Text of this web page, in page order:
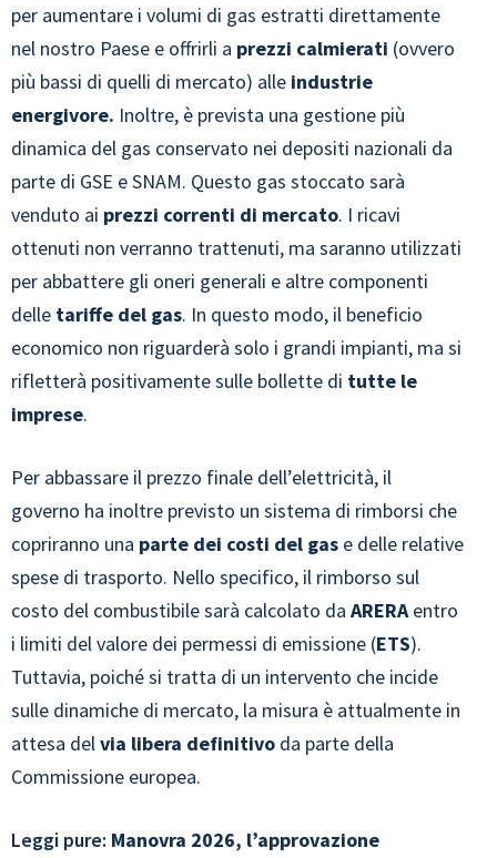
per aumentare i volumi di gas estratti direttamente
nel nostro Paese e offrirli a prezzi calmierati (ovvero
più bassi di quelli di mercato) alle industrie
energivore. Inoltre, è prevista una gestione più
dinamica del gas conservato nei depositi nazionali da
parte di GSE e SNAM. Questo gas stoccato sarà
venduto ai prezzi correnti di mercato. I ricavi
ottenuti non verranno trattenuti, ma saranno utilizzati
per abbattere gli oneri generali e altre componenti
delle tariffe del gas. In questo modo, il beneficio
economico non riguarderà solo i grandi impianti, ma si
rifletterà positivamente sulle bollette di tutte le
imprese.
Per abbassare il prezzo finale dell’elettricità, il
governo ha inoltre previsto un sistema di rimborsi che
copriranno una parte dei costi del gas e delle relative
spese di trasporto. Nello specifico, il rimborso sul
costo del combustibile sarà calcolato da ARERA entro
i limiti del valore dei permessi di emissione (ETS).
Tuttavia, poiché si tratta di un intervento che incide
sulle dinamiche di mercato, la misura è attualmente in
attesa del via libera definitivo da parte della
Commissione europea.
Leggi pure: Manovra 2026, l’approvazione